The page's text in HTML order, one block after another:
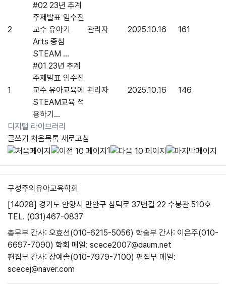
디지털 라이브러리
2
#02 23년 추계
주제발표 임수진
교수 유아기
Arts 중심
STEAM ...
관리자 2025.10.16 161
1
#01 23년 추계
주제발표 임수진
교수 유아교육에
STEAM교육 적
용하기...
관리자 2025.10.16 146
글쓰기 처음목록 새로고침
1
구성주의유아교육학회
[14028] 경기도 안양시 만안구 삼덕로 37번길 22 수봉관 510호
TEL. (031)467-0837
총무부 간사: 오효선(010-6215-5056) 학술부 간사: 이은주(010-
6697-7090) 학회 메일: scece2007@daum.net
편집부 간사: 장예솔(010-7979-7100) 편집부 메일:
scecej@naver.com